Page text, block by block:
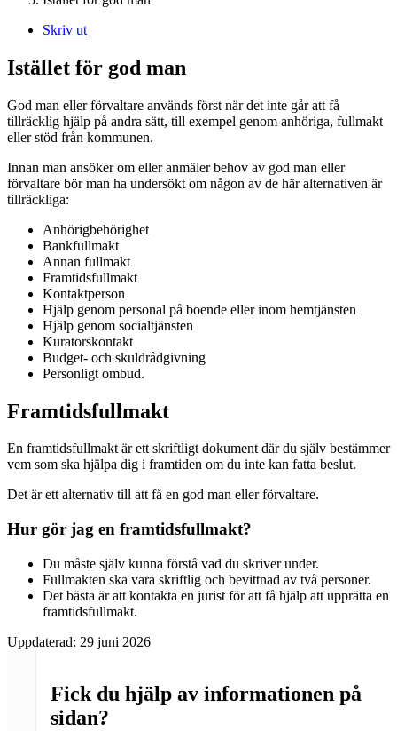
Skriv ut
Istället för god man
God man eller förvaltare används först när det inte går att få
tillräcklig hjälp på andra sätt, till exempel genom anhöriga, fullmakt
eller stöd från kommunen.
Innan man ansöker om eller anmäler behov av god man eller
förvaltare bör man ha undersökt om någon av de här alternativen är
tillräckliga:
Anhörigbehörighet
Bankfullmakt
Annan fullmakt
Framtidsfullmakt
Kontaktperson
Hjälp genom personal på boende eller inom hemtjänsten
Hjälp genom socialtjänsten
Kuratorskontakt
Budget- och skuldrådgivning
Personligt ombud.
Framtidsfullmakt
En framtidsfullmakt är ett skriftligt dokument där du själv bestämmer
vem som ska hjälpa dig i framtiden om du inte kan fatta beslut.
Det är ett alternativ till att få en god man eller förvaltare.
Hur gör jag en framtidsfullmakt?
Du måste själv kunna förstå vad du skriver under.
Fullmakten ska vara skriftlig och bevittnad av två personer.
Det bästa är att kontakta en jurist för att få hjälp att upprätta en
framtidsfullmakt.
Uppdaterad: 29 juni 2026
Fick du hjälp av informationen på
sidan?